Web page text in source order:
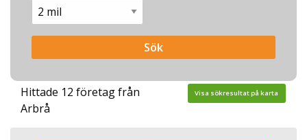
Hittade 12 företag från
Arbrå
Visa sökresultat på karta